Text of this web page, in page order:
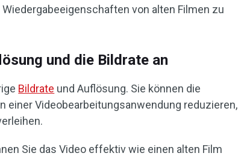
von alten Filmen zu
und die Bildrate an
Bildrate und Auflösung. Sie können die
einer Videobearbeitungsanwendung reduzieren,
Sie das Video effektiv wie einen alten Film